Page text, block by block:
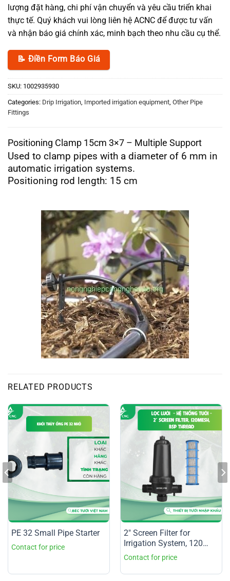
lượng đặt hàng, chi phí vận chuyển và yêu cầu triển khai
thực tế. Quý khách vui lòng liên hệ ACNC để được tư vấn
và nhận báo giá chính xác, minh bạch theo nhu cầu cụ thể.
📝 Điền Form Báo Giá
SKU: 1002935930
Categories: Drip Irrigation Imported irrigation equipment Other Pipe
Fittings
Positioning Clamp 15cm 3×7 – Multiple Support
Used to clamp pipes with a diameter of 6 mm in
automatic irrigation systems.
Positioning rod length: 15 cm
RELATED PRODUCTS
PE 32 Small Pipe Starter
2″ Screen Filter for
Irrigation System, 120
Mesh, BSP Thread